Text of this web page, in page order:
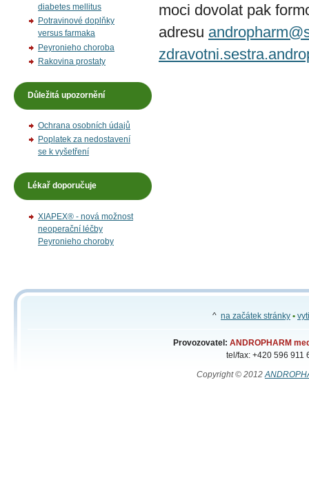
moci dovolat pak
adresu
diabetes mellitus
Potravinové doplňky
versus farmaka
Peyronieho choroba
Rakovina prostaty
Důležitá upozornění
Ochrana osobních údajů
Poplatek za nedostavení
se k vyšetření
Lékař doporučuje
XIAPEX® - nová možnost
neoperační léčby
Peyronieho choroby
^ na začátek stránky •
Provozovatel: ANDROPHARM
tel/fax: +420 596 911
Copyright © 2012